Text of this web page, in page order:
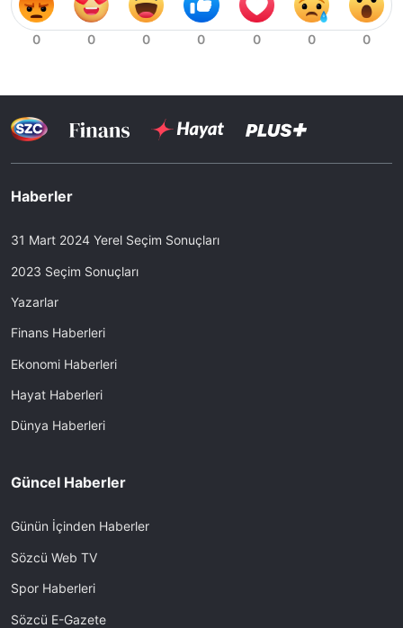
Haberler
31 Mart 2024 Yerel Seçim Sonuçları
2023 Seçim Sonuçları
Yazarlar
Finans Haberleri
Ekonomi Haberleri
Hayat Haberleri
Dünya Haberleri
Güncel Haberler
Günün İçinden Haberler
Sözcü Web TV
Spor Haberleri
Sözcü E-Gazete